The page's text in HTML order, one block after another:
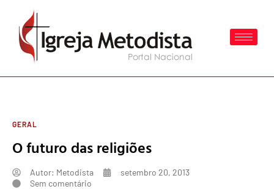
GERAL
O futuro das religiões
Autor: Metodista
setembro 20, 2013
Sem comentário